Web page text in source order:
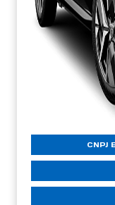
CNPJ